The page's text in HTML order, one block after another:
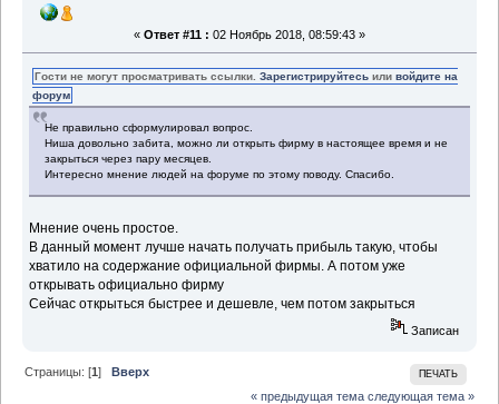
« Ответ #11 : 02 Ноябрь 2018, 08:59:43 »
Гости не могут просматривать ссылки.Зарегистрируйтесь иливойдите на
форум
Не правильно сформулировал вопрос.
Ниша довольно забита, можно ли открыть фирму в настоящее время и не
закрыться через пару месяцев.
Интересно мнение людей на форуме по этому поводу. Спасибо.
Мнение очень простое.
В данный момент лучше начать получать прибыль такую, чтобы
хватило на содержание официальной фирмы. А потом уже
открывать официально фирму
Сейчас открыться быстрее и дешевле, чем потом закрыться
Записан
ПЕЧАТЬ
Страницы: [1]
Вверх
« предыдущая тема следующая тема »